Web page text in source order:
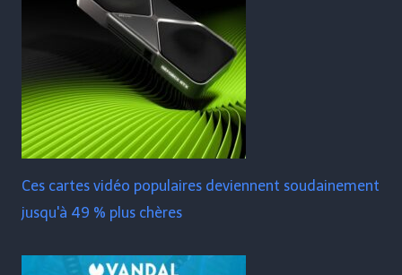
Ces cartes vidéo populaires deviennent soudainement
jusqu'à 49 % plus chères